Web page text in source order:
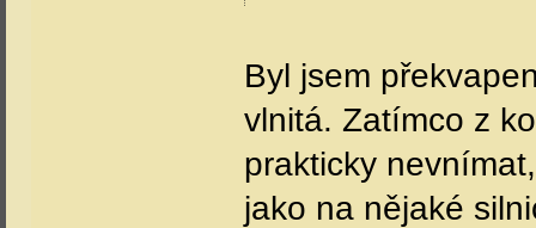
Byl jsem
vlnitá. Zatímco z
prakticky
jako na nějaké